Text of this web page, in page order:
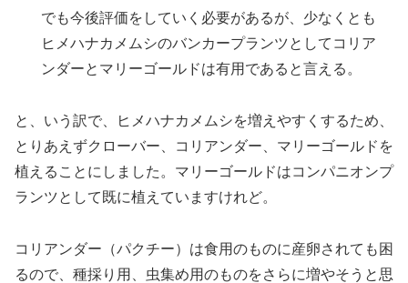
でも今後評価をしていく必要があるが、少なくとも
ヒメハナカメムシのバンカープランツとしてコリア
ンダーとマリーゴールドは有用であると言える。
と、いう訳で、ヒメハナカメムシを増えやすくするため、
とりあえずクローバー、コリアンダー、マリーゴールドを
植えることにしました。マリーゴールドはコンパニオンプ
ランツとして既に植えていますけれど。
コリアンダー（パクチー）は食用のものに産卵されても困
るので、種採り用、虫集め用のものをさらに増やそうと思